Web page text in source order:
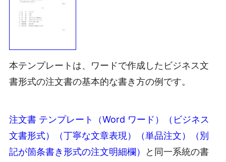
本テンプレートは、ワードで作成したビジネス文
書形式の注文書の基本的な書き方の例です。
注文書 テンプレート（Word ワード）（ビジネス
文書形式）（丁寧な文章表現）（単品注文）（別
記が箇条書き形式の注文明細欄）
と同一系統の書